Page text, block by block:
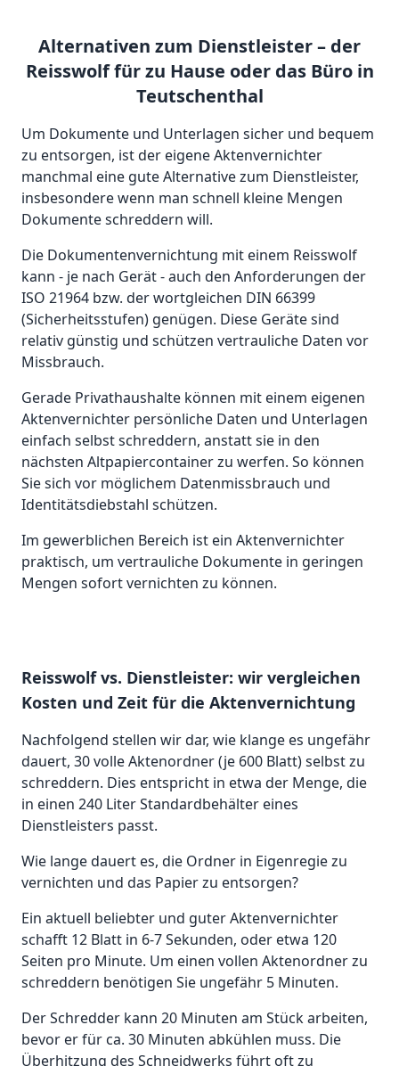
Alternativen zum Dienstleister – der
Reisswolf für zu Hause oder das Büro in
Teutschenthal
Um Dokumente und Unterlagen sicher und bequem
zu entsorgen, ist der eigene Aktenvernichter
manchmal eine gute Alternative zum Dienstleister,
insbesondere wenn man schnell kleine Mengen
Dokumente schreddern will.
Die Dokumentenvernichtung mit einem Reisswolf
kann - je nach Gerät - auch den Anforderungen der
ISO 21964 bzw. der wortgleichen DIN 66399
(Sicherheitsstufen) genügen. Diese Geräte sind
relativ günstig und schützen vertrauliche Daten vor
Missbrauch.
Gerade Privathaushalte können mit einem eigenen
Aktenvernichter persönliche Daten und Unterlagen
einfach selbst schreddern, anstatt sie in den
nächsten Altpapiercontainer zu werfen. So können
Sie sich vor möglichem Datenmissbrauch und
Identitätsdiebstahl schützen.
Im gewerblichen Bereich ist ein Aktenvernichter
praktisch, um vertrauliche Dokumente in geringen
Mengen sofort vernichten zu können.
Reisswolf vs. Dienstleister: wir vergleichen
Kosten und Zeit für die Aktenvernichtung
Nachfolgend stellen wir dar, wie klange es ungefähr
dauert, 30 volle Aktenordner (je 600 Blatt) selbst zu
schreddern. Dies entspricht in etwa der Menge, die
in einen 240 Liter Standardbehälter eines
Dienstleisters passt.
Wie lange dauert es, die Ordner in Eigenregie zu
vernichten und das Papier zu entsorgen?
Ein aktuell beliebter und guter Aktenvernichter
schafft 12 Blatt in 6-7 Sekunden, oder etwa 120
Seiten pro Minute. Um einen vollen Aktenordner zu
schreddern benötigen Sie ungefähr 5 Minuten.
Der Schredder kann 20 Minuten am Stück arbeiten,
bevor er für ca. 30 Minuten abkühlen muss. Die
Überhitzung des Schneidwerks führt oft zu